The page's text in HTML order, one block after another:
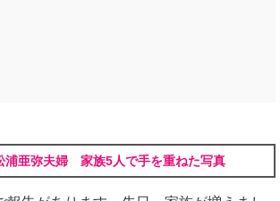
浦亜弥夫婦 家族5人で手を重ねた写真